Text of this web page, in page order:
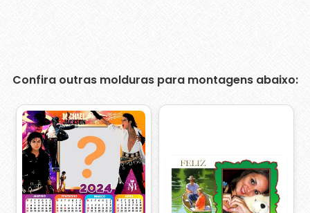
Confira outras molduras para montagens abaixo: